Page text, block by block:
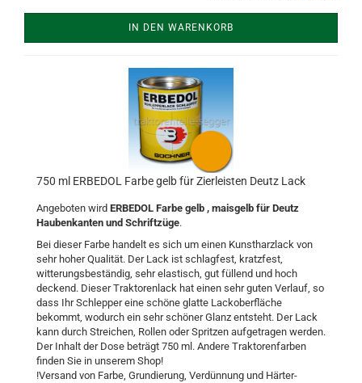
IN DEN WARENKORB
750 ml ERBEDOL Farbe gelb für Zierleisten Deutz Lack
Angeboten wird ERBEDOL Farbe gelb , maisgelb für Deutz
Haubenkanten und Schriftzüge.
Bei dieser Farbe handelt es sich um einen Kunstharzlack von
sehr hoher Qualität. Der Lack ist schlagfest, kratzfest,
witterungsbeständig, sehr elastisch, gut füllend und hoch
deckend. Dieser Traktorenlack hat einen sehr guten Verlauf, so
dass Ihr Schlepper eine schöne glatte Lackoberfläche
bekommt, wodurch ein sehr schöner Glanz entsteht. Der Lack
kann durch Streichen, Rollen oder Spritzen aufgetragen werden.
Der Inhalt der Dose beträgt 750 ml. Andere Traktorenfarben
finden Sie in unserem Shop!
!Versand von Farbe, Grundierung, Verdünnung und Härter-